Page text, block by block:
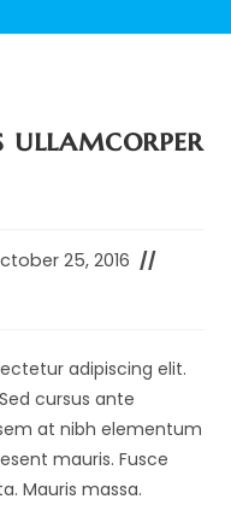
ullamcorper
25, 2016
adipiscing elit.
cursus ante
at nibh elementum
mauris. Fusce
Mauris massa.